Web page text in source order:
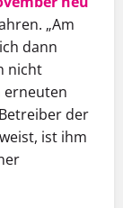
„Am
dann
nicht
erneuten
Betreiber der
ist ihm